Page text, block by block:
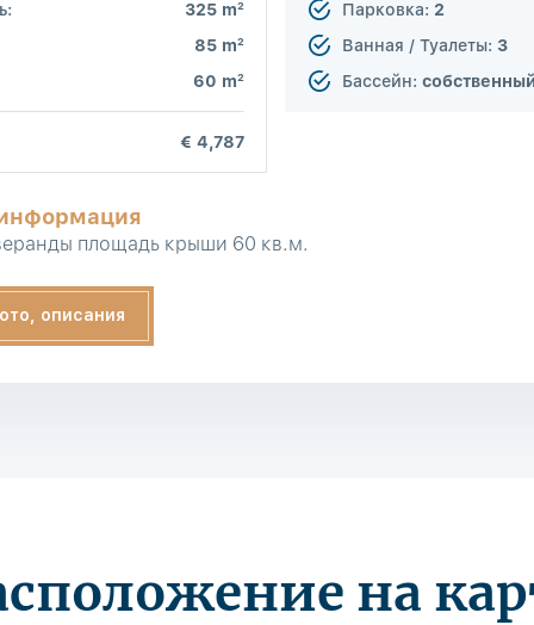
325 m2
85 m2
60 m2
€ 4,787
Парковка: 2
Ванная / Туалеты: 3
Бассейн:
площадь крыши 60 кв.м.
описания
на